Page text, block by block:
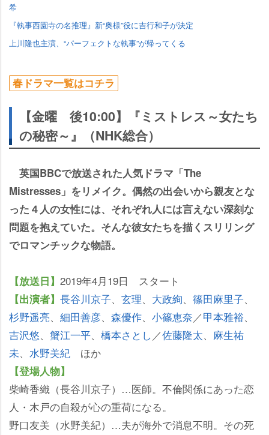
希
『執事西園寺の名推理』新“奥様”役に吉行和子が決定
上川隆也主演、“パーフェクトな執事”が帰ってくる
春ドラマ一覧はコチラ
【金曜 後10:00】『ミストレス～女たち
の秘密～』（NHK総合）
英国BBCで放送された人気ドラマ「The
Mistresses」をリメイク。偶然の出会いから親友とな
った４人の女性には、それぞれ人には言えない深刻な
問題を抱えていた。そんな彼女たちを描くスリリング
でロマンチックな物語。
【放送日】 2019年4月19日 スタート
【出演者】 長谷川京子、 玄理、 大政絢、 篠田麻里子、
杉野遥亮、 細田善彦、 森優作、 小篠恵奈 ／甲本雅裕、
吉沢悠、 蟹江一平、 橋本さとし ／佐藤隆太、 麻生祐
未、 水野美紀 ほか
【登場人物】
柴崎香織（長谷川京子）…医師。不倫関係にあった恋
人・木戸の自殺が心の重荷になる。
野口友美（水野美紀）…夫が海外で消息不明。その死